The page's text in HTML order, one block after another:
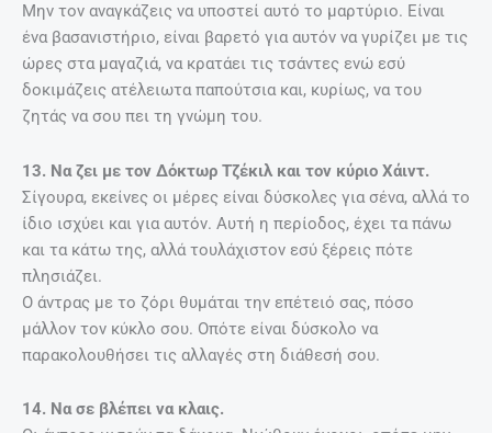
Μην τον αναγκάζεις να υποστεί αυτό το μαρτύριο. Είναι
ένα βασανιστήριο, είναι βαρετό για αυτόν να γυρίζει με τις
ώρες στα μαγαζιά, να κρατάει τις τσάντες ενώ εσύ
δοκιμάζεις ατέλειωτα παπούτσια και, κυρίως, να του
ζητάς να σου πει τη γνώμη του.
13. Να ζει με τον Δόκτωρ Τζέκιλ και τον κύριο Χάιντ.
Σίγουρα, εκείνες οι μέρες είναι δύσκολες για σένα, αλλά το
ίδιο ισχύει και για αυτόν. Αυτή η περίοδος, έχει τα πάνω
και τα κάτω της, αλλά τουλάχιστον εσύ ξέρεις πότε
πλησιάζει.
Ο άντρας με το ζόρι θυμάται την επέτειό σας, πόσο
μάλλον τον κύκλο σου. Οπότε είναι δύσκολο να
παρακολουθήσει τις αλλαγές στη διάθεσή σου.
14. Να σε βλέπει να κλαις.